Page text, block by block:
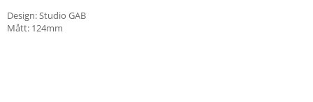
Design: Studio GAB
Mått: 124mm